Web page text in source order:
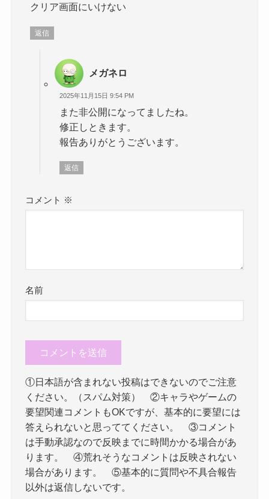
クリア画面にいけない
返信
メガネロ
2025年11月15日 9:54 PM
また非公開になってましたね。
修正しときます。
報告ありがとうございます。
返信
コメント ※
名前
①日本語が含まれない投稿はできないのでご注意
ください。（スパム対策） ②キャラやゲームの
要望関連コメントもOKですが、基本的に要望には
答えられないと思っててください。 ③コメント
は手動承認なので反映までに時間かかる場合があ
ります。 ④荒れそうなコメントは反映されない
場合があります。 ⑤基本的に質問や不具合報告
以外は返信しないです。